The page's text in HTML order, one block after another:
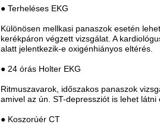
● Terheléses EKG
Különösen mellkasi panaszok esetén
kerékpáron végzett vizsgálat. A
alatt jelentkezik-e oxigénhiányos eltérés.
● 24 órás Holter EKG
Ritmuszavarok, időszakos panaszok
amivel az ún. ST-depressziót is lehet látni
● Koszorúér CT